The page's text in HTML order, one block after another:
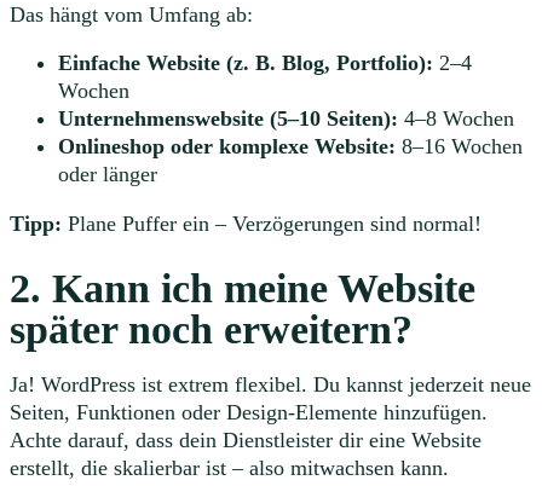
Das hängt vom Umfang ab:
Einfache Website (z. B. Blog, Portfolio): 2–4
Wochen
Unternehmenswebsite (5–10 Seiten): 4–8 Wochen
Onlineshop oder komplexe Website: 8–16 Wochen
oder länger
Tipp: Plane Puffer ein – Verzögerungen sind normal!
2. Kann ich meine Website
später noch erweitern?
Ja! WordPress ist extrem flexibel. Du kannst jederzeit neue
Seiten, Funktionen oder Design-Elemente hinzufügen.
Achte darauf, dass dein Dienstleister dir eine Website
erstellt, die skalierbar ist – also mitwachsen kann.